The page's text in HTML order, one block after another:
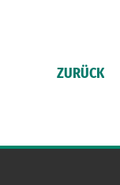
ZURÜCK